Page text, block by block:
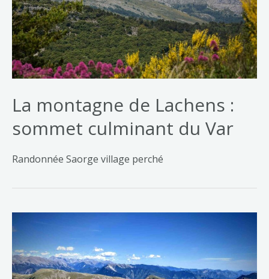
La montagne de Lachens :
sommet culminant du Var
Randonnée Saorge village perché